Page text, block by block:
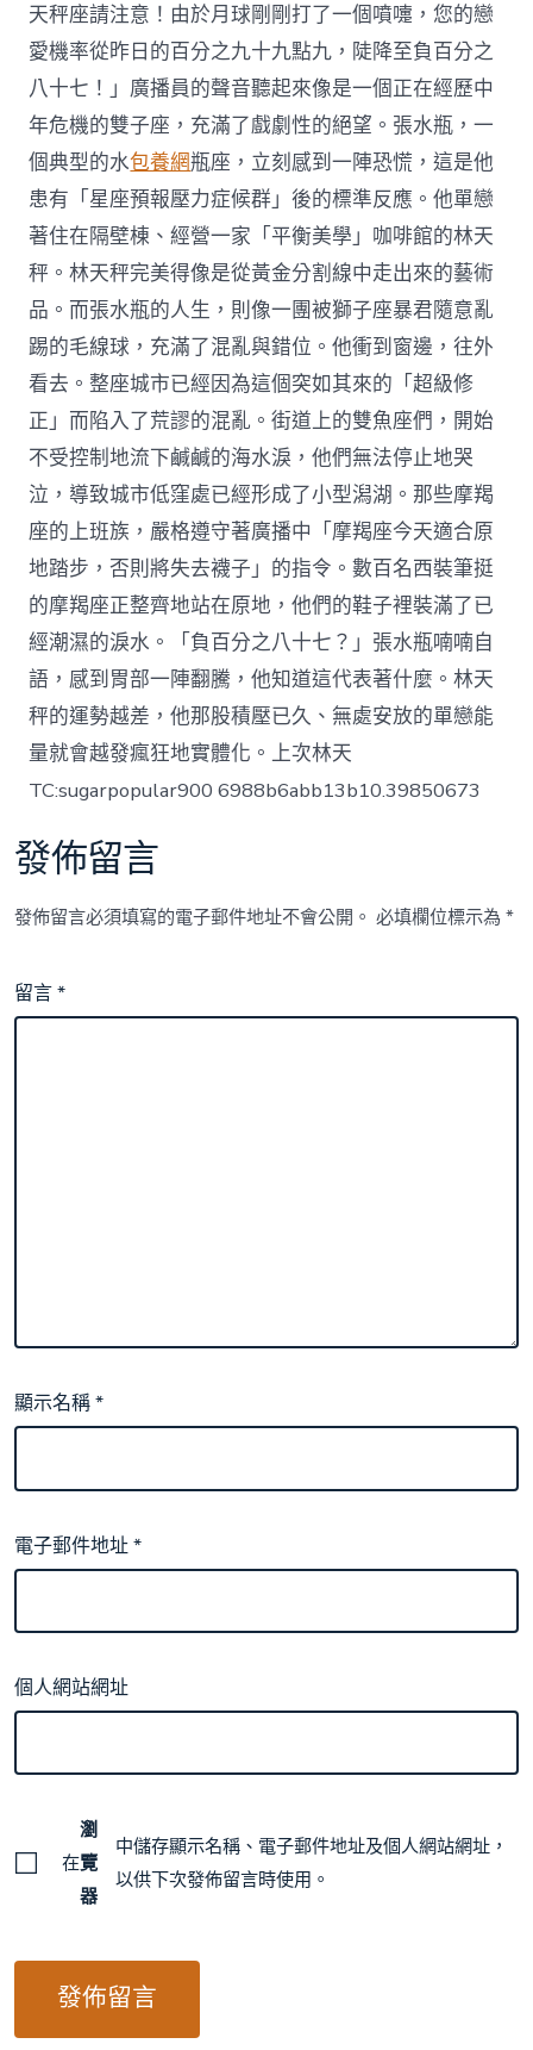
天秤座請注意！由於月球剛剛打了一個噴嚏，您的戀
愛機率從昨日的百分之九十九點九，陡降至負百分之
八十七！」廣播員的聲音聽起來像是一個正在經歷中
年危機的雙子座，充滿了戲劇性的絕望。張水瓶，一
個典型的水包養網瓶座，立刻感到一陣恐慌，這是他
患有「星座預報壓力症候群」後的標準反應。他單戀
著住在隔壁棟、經營一家「平衡美學」咖啡館的林天
秤。林天秤完美得像是從黃金分割線中走出來的藝術
品。而張水瓶的人生，則像一團被獅子座暴君隨意亂
踢的毛線球，充滿了混亂與錯位。他衝到窗邊，往外
看去。整座城市已經因為這個突如其來的「超級修
正」而陷入了荒謬的混亂。街道上的雙魚座們，開始
不受控制地流下鹹鹹的海水淚，他們無法停止地哭
泣，導致城市低窪處已經形成了小型潟湖。那些摩羯
座的上班族，嚴格遵守著廣播中「摩羯座今天適合原
地踏步，否則將失去襪子」的指令。數百名西裝筆挺
的摩羯座正整齊地站在原地，他們的鞋子裡裝滿了已
經潮濕的淚水。「負百分之八十七？」張水瓶喃喃自
語，感到胃部一陣翻騰，他知道這代表著什麼。林天
秤的運勢越差，他那股積壓已久、無處安放的單戀能
量就會越發瘋狂地實體化。上次林天
TC:sugarpopular900 6988b6abb13b10.39850673
發佈留言
發佈留言必須填寫的電子郵件地址不會公開。 必填欄位標示為*
留言*
顯示名稱*
電子郵件地址*
個人網站網址
在
瀏
覽
器
中儲存顯示名稱、電子郵件地址及個人網站網址，
以供下次發佈留言時使用。